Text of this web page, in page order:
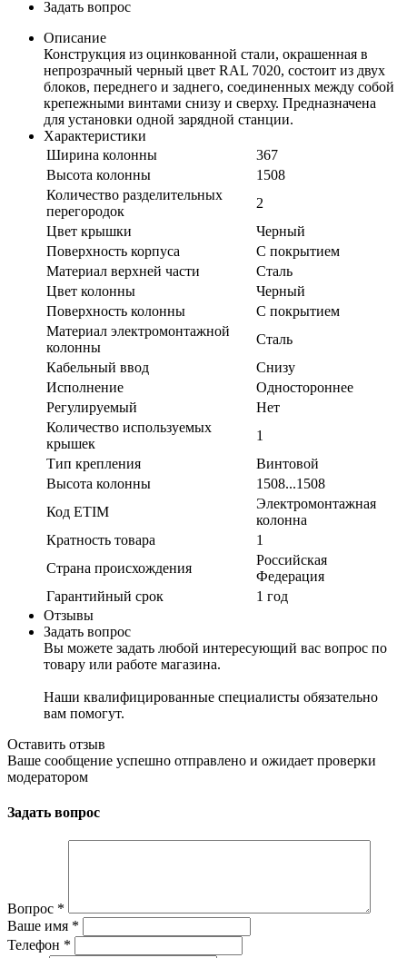
Задать вопрос
Описание
Конструкция из оцинкованной стали, окрашенная в
непрозрачный черный цвет RAL 7020, состоит из двух
блоков, переднего и заднего, соединенных между собой
крепежными винтами снизу и сверху. Предназначена
для установки одной зарядной станции.
Характеристики
Ширина колонны
367
Высота колонны
1508
Количество разделительных
перегородок
2
Цвет крышки
Черный
Поверхность корпуса
С покрытием
Материал верхней части
Сталь
Цвет колонны
Черный
Поверхность колонны
С покрытием
Материал электромонтажной
колонны
Сталь
Кабельный ввод
Снизу
Исполнение
Одностороннее
Регулируемый
Нет
Количество используемых
крышек
1
Тип крепления
Винтовой
Высота колонны
1508...1508
Код ETIM
Электромонтажная
колонна
Кратность товара
1
Страна происхождения
Российская
Федерация
Гарантийный срок
1 год
Отзывы
Задать вопрос
Вы можете задать любой интересующий вас вопрос по
товару или работе магазина.
Наши квалифицированные специалисты обязательно
вам помогут.
Оставить отзыв
Ваше сообщение успешно отправлено и ожидает проверки
модератором
Задать вопрос
Вопрос *
Ваше имя *
Телефон *